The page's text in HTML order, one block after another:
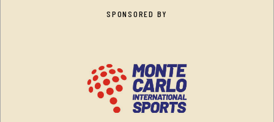
SPONSORED BY